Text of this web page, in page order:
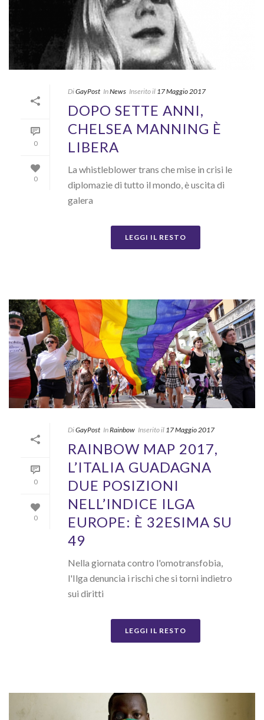
0
0
DiGayPost InNews Inserito il 17 Maggio 2017
DOPO SETTE ANNI,
CHELSEA MANNING È
LIBERA
La whistleblower trans che mise in crisi le
diplomazie di tutto il mondo, è uscita di
galera
LEGGI IL RESTO
0
0
DiGayPost InRainbow Inserito il 17 Maggio 2017
RAINBOW MAP 2017,
L’ITALIA GUADAGNA
DUE POSIZIONI
NELL’INDICE ILGA
EUROPE: È 32ESIMA SU
49
Nella giornata contro l'omotransfobia,
l'Ilga denuncia i rischi che si torni indietro
sui diritti
LEGGI IL RESTO